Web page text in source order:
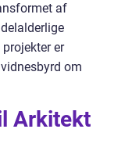
af
er
om
Arkitekt